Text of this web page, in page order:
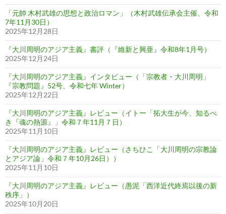
「元帥 木村武雄の思想と政治ロマン」（木村武雄伝承会主催、令和
7年11月30日）
2025年12月28日
『大川周明のアジア主義』書評（『維新と興亜』令和8年1月号）
2025年12月24日
『大川周明のアジア主義』インタビュー（「宗教者・大川周明」
『宗教問題』52号、令和七年 Winter）
2025年12月22日
『大川周明のアジア主義』レビュー（イトー「拓大生が今、知るべ
き『魂の熱源』」令和７年11月７日）
2025年11月10日
『大川周明のアジア主義』レビュー（さちひこ「大川周明の宗教論
とアジア論」令和７年10月26日））
2025年11月10日
『大川周明のアジア主義』レビュー（愚泥「西洋近代終焉以後の新
秩序」）
2025年10月20日